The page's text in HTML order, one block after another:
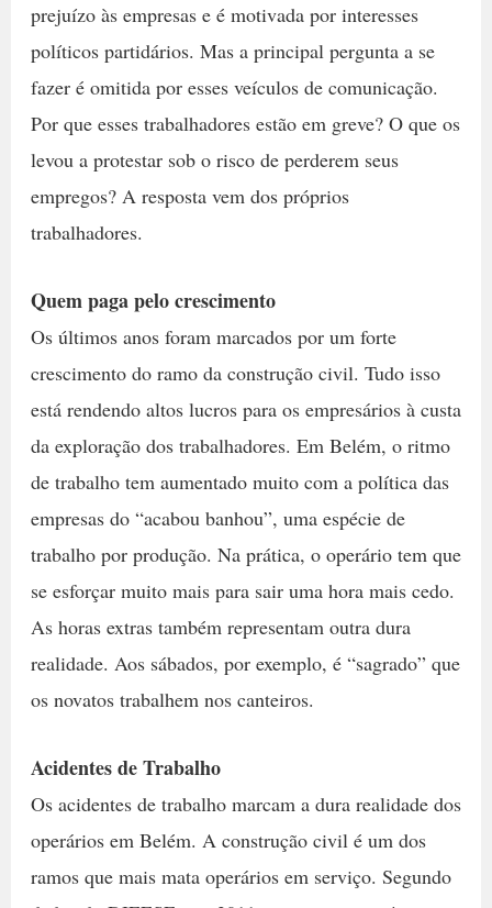
prejuízo às empresas e é motivada por interesses
políticos partidários. Mas a principal pergunta a se
fazer é omitida por esses veículos de comunicação.
Por que esses trabalhadores estão em greve? O que os
levou a protestar sob o risco de perderem seus
empregos? A resposta vem dos próprios
trabalhadores.
Quem paga pelo crescimento
Os últimos anos foram marcados por um forte
crescimento do ramo da construção civil. Tudo isso
está rendendo altos lucros para os empresários à custa
da exploração dos trabalhadores. Em Belém, o ritmo
de trabalho tem aumentado muito com a política das
empresas do “acabou banhou”, uma espécie de
trabalho por produção. Na prática, o operário tem que
se esforçar muito mais para sair uma hora mais cedo.
As horas extras também representam outra dura
realidade. Aos sábados, por exemplo, é “sagrado” que
os novatos trabalhem nos canteiros.
Acidentes de Trabalho
Os acidentes de trabalho marcam a dura realidade dos
operários em Belém. A construção civil é um dos
ramos que mais mata operários em serviço. Segundo